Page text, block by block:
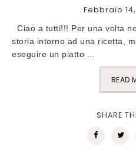
Febbraio 14,
Ciao a tutti!!! Per una volta
storia intorno ad una ricetta,
eseguire un piatto ...
READ
SHARE